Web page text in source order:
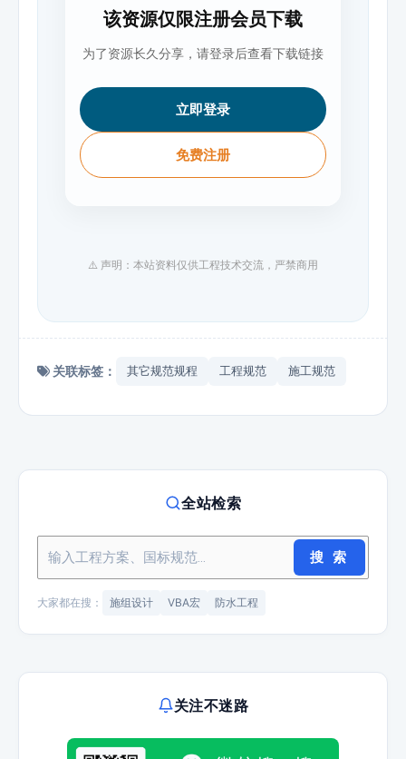
该资源仅限注册会员下载
为了资源长久分享，请登录后查看下载链接
立即登录
免费注册
⚠️ 声明：本站资料仅供工程技术交流，严禁商用
关联标签： 其它规范规程 工程规范 施工规范
全站检索
搜 索
大家都在搜： 施组设计 VBA宏 防水工程
关注不迷路